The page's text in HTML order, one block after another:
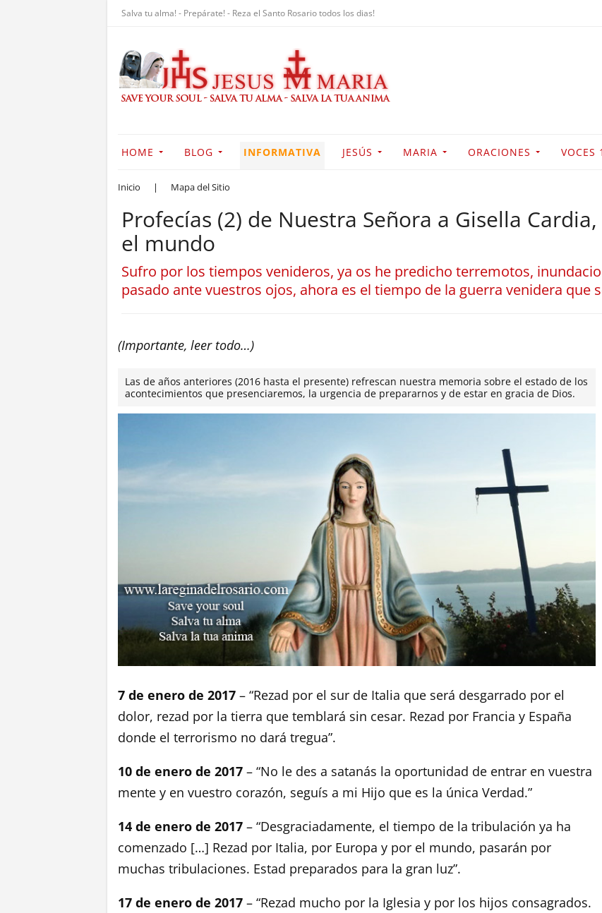
Salva tu alma! - Prepárate! - Reza el Santo Rosario todos los dias!
HOME BLOG INFORMATIVA JESÚS MARIA ORACIONES VOCES 1
Inicio | Mapa del Sitio
Profecías (2) de Nuestra Señora a Gisella
el mundo
Sufro por los tiempos venideros, ya os he predicho terremotos,
pasado ante vuestros ojos, ahora es el tiempo de la guerra venidera que
(Importante, leer todo…)
Las de años anteriores (2016 hasta el presente) refrescan nuestra memoria sobre el estado de los
acontecimientos que presenciaremos, la urgencia de prepararnos y de estar en gracia de Dios.
7 de enero de 2017 – “Rezad por el sur de Italia que será desgarrado por el
dolor, rezad por la tierra que temblará sin cesar. Rezad por Francia y España
donde el terrorismo no dará tregua”.
10 de enero de 2017 – “No le des a satanás la oportunidad de entrar en vuestra
mente y en vuestro corazón, seguís a mi Hijo que es la única Verdad.”
14 de enero de 2017 – “Desgraciadamente, el tiempo de la tribulación ya ha
comenzado […] Rezad por Italia, por Europa y por el mundo, pasarán por
muchas tribulaciones. Estad preparados para la gran luz”.
17 de enero de 2017 – “Rezad mucho por la Iglesia y por los hijos consagrados.